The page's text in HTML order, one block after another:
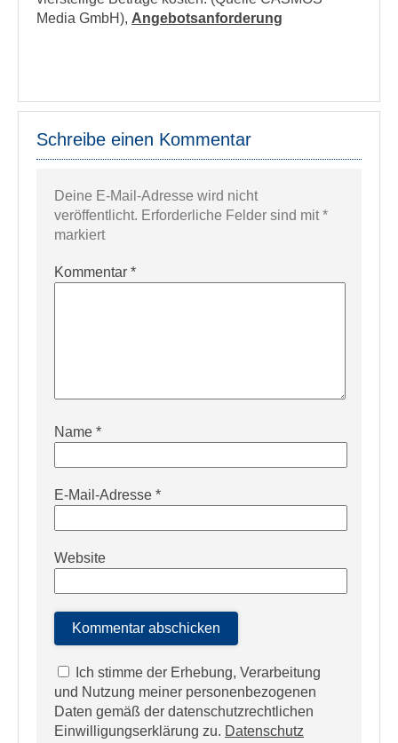
Media GmbH), Angebotsanforderung
Schreibe einen Kommentar
Deine E-Mail-Adresse wird nicht
veröffentlicht. Erforderliche Felder sind mit*
markiert
Kommentar *
Name *
E-Mail-Adresse *
Website
Ich stimme der Erhebung, Verarbeitung
und Nutzung meiner personenbezogenen
Daten gemäß der datenschutzrechtlichen
Einwilligungserklärung zu. Datenschutz